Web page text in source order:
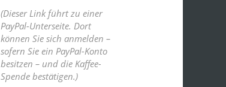
(Dieser Link führt zu einer
PayPal-Unterseite. Dort
können Sie sich anmelden –
sofern Sie ein PayPal-Konto
besitzen – und die Kaffee-
Spende bestätigen.)